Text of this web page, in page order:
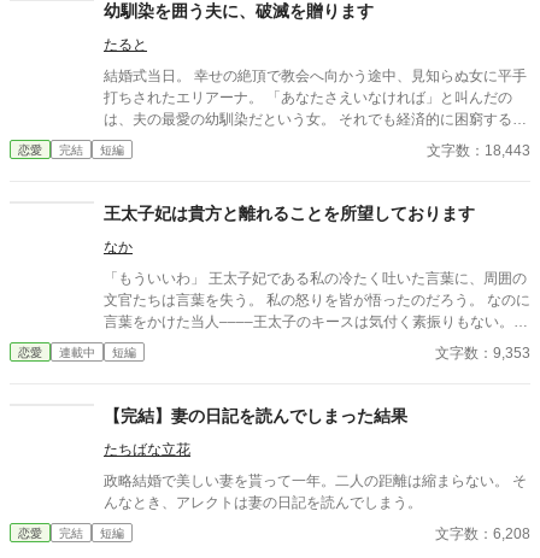
幼馴染を囲う夫に、破滅を贈ります
たると
結婚式当日。 幸せの絶頂で教会へ向かう途中、見知らぬ女に平手
打ちされたエリアーナ。 「あなたさえいなければ」と叫んだの
は、夫の最愛の幼馴染だという女。 それでも経済的に困窮する実
家を救うため、エリアーナは泣き寝入りするしかなかった。
恋愛 完結 短編 文字数：18,443
王太子妃は貴方と離れることを所望しております
なか
「もういいわ」 王太子妃である私の冷たく吐いた言葉に、周囲の
文官たちは言葉を失う。 私の怒りを皆が悟ったのだろう。 なのに
言葉をかけた当人––––王太子のキースは気付く素振りもない。
「彼女に会いに行って、いいのか？」 「気にせず行ってくださ
い」 告げた言葉に、部屋にいた文官や王城使用人の顔が凍ったの
る。 皆、分かっている。 怒鳴られる方がマシだ、泣かれる方が救
いがある。 『もういい』に込められた意味は、諦めだということ
に。 「……アイシャ、本当にいいのか？」 キースの足は、もう出
口を向いている。 王太子妃ではなく、別の女性に会いにいくため
に…… 「えぇ、どうぞ……好きになさってください」 「……すま
告げる。 「もう、次なんてないわよ」 その言葉は、走りゆく王太
恋愛 連載中 短編 文字数：9,353
【完結】妻の日記を読んでしまった結果
たちばな立花
政略結婚で美しい妻を貰って一年。二人の距離は縮まらない。 そ
んなとき、アレクトは妻の日記を読んでしまう。
恋愛 完結 短編 文字数：6,208